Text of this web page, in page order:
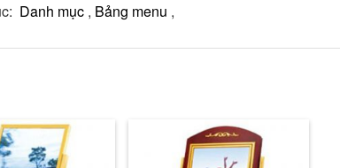
Danh mục , Bảng menu ,